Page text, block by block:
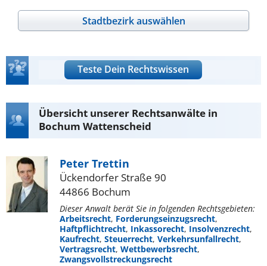
Stadtbezirk auswählen
Teste Dein Rechtswissen
Übersicht unserer Rechtsanwälte in
Bochum Wattenscheid
Peter Trettin
Ückendorfer Straße 90
44866 Bochum
Dieser Anwalt berät Sie in folgenden Rechtsgebieten:
Arbeitsrecht, Forderungseinzugsrecht,
Haftpflichtrecht, Inkassorecht, Insolvenzrecht,
Kaufrecht, Steuerrecht, Verkehrsunfallrecht,
Vertragsrecht, Wettbewerbsrecht,
Zwangsvollstreckungsrecht